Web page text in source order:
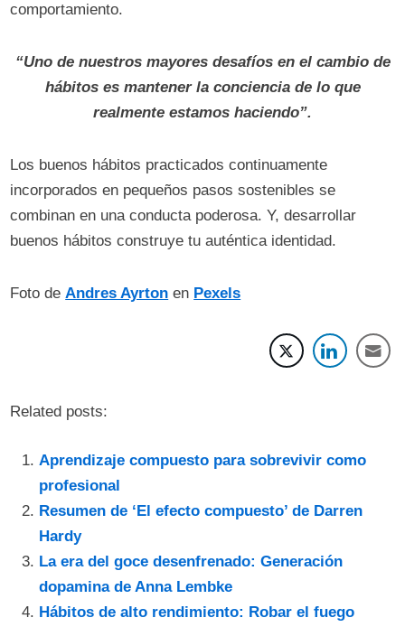
comportamiento.
“Uno de nuestros mayores desafíos en el cambio de
hábitos es mantener la conciencia de lo que
realmente estamos haciendo”.
Los buenos hábitos practicados continuamente
incorporados en pequeños pasos sostenibles se
combinan en una conducta poderosa. Y, desarrollar
buenos hábitos construye tu auténtica identidad.
Foto deAndres Ayrton en Pexels
Related posts:
Aprendizaje compuesto para sobrevivir como
profesional
Resumen de ‘El efecto compuesto’ de Darren
Hardy
La era del goce desenfrenado: Generación
dopamina de Anna Lembke
Hábitos de alto rendimiento: Robar el fuego